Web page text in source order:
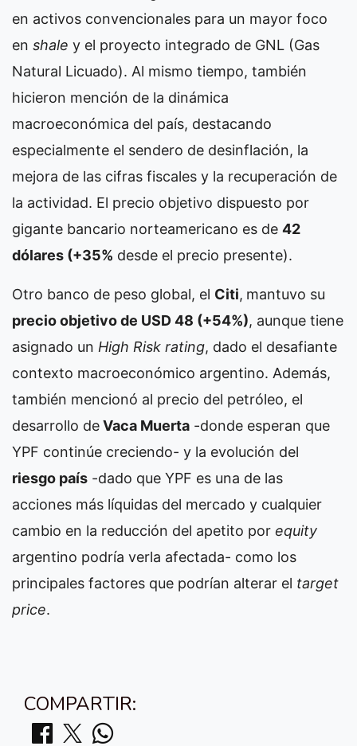
en activos convencionales para un mayor foco
en shale y el proyecto integrado de GNL (Gas
Natural Licuado). Al mismo tiempo, también
hicieron mención de la dinámica
macroeconómica del país, destacando
especialmente el sendero de desinflación, la
mejora de las cifras fiscales y la recuperación de
la actividad. El precio objetivo dispuesto por
gigante bancario norteamericano es de 42
dólares (+35% desde el precio presente).
Otro banco de peso global, el Citi, mantuvo su
precio objetivo de USD 48 (+54%), aunque tiene
asignado un High Risk rating, dado el desafiante
contexto macroeconómico argentino. Además,
también mencionó al precio del petróleo, el
desarrollo deVaca Muerta -donde esperan que
YPF continúe creciendo- y la evolución del
riesgo país -dado que YPF es una de las
acciones más líquidas del mercado y cualquier
cambio en la reducción del apetito por equity
argentino podría verla afectada- como los
principales factores que podrían alterar el target
price.
COMPARTIR: